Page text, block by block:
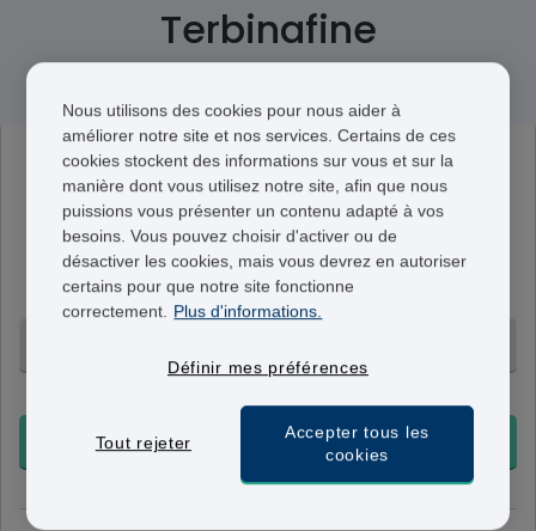
Terbinafine
Terbinafine
Terbinafine
250mg
Chaque comprimé contient 250mg de terbinafine. A
prendre une fois/jour, selon les indications de votre
médecin.
COMMANDER
Nous utilisons des cookies pour nous aider à
améliorer notre site et nos services. Certains de ces
cookies stockent des informations sur vous et sur la
manière dont vous utilisez notre site, afin que nous
puissions vous présenter un contenu adapté à vos
besoins. Vous pouvez choisir d'activer ou de
désactiver les cookies, mais vous devrez en autoriser
certains pour que notre site fonctionne
correctement.
Plus d'informations.
Définir mes préférences
Tout rejeter
Accepter tous les
cookies